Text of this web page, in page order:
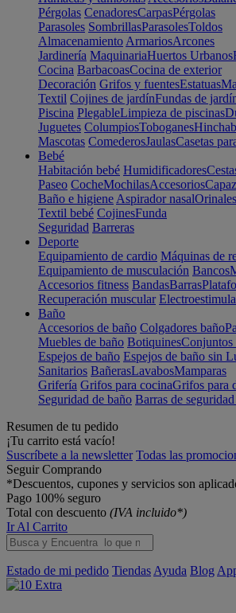
Pérgolas CenadoresCarpasPérgolas
Parasoles SombrillasParasolesToldos
Almacenamiento ArmariosArcones
Jardinería MaquinariaHuertos Urbanos
Cocina BarbacoasCocina de exterior
Decoración Grifos y fuentesEstatuas
Textil Cojines de jardínFundas de
Piscina PlegableLimpieza de piscinas
Juguetes ColumpiosToboganes
Mascotas ComederosJaulasCasetas
Bebé
Habitación bebé Humidificadores
Paseo CocheMochilasAccesorios
Baño e higiene Aspirador nasalOrinales
Textil bebé CojinesFunda
Seguridad Barreras
Deporte
Equipamiento de cardio Máquinas de
Equipamiento de musculación Bancos
Accesorios fitness BandasBarras
Recuperación muscular
Baño
Accesorios de baño Colgadores baño
Muebles de baño BotiquinesConjuntos
Espejos de baño Espejos de baño sin
Sanitarios BañerasLavabosMamparas
Grifería Grifos para cocinaGrifos para
Seguridad de baño Barras de
Resumen de tu pedido
¡Tu carrito está vacío!
Suscríbete a la newsletter Todas las
Seguir Comprando
*Descuentos, cupones y servicios son
Pago 100% seguro
Total con descuento (IVA incluido*)
Ir Al Carrito
Estado de mi pedido Tiendas Ayuda Blog